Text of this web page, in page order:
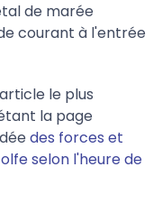
de marée
courant à l'entrée
le plus
la page
des forces et
selon l'heure de